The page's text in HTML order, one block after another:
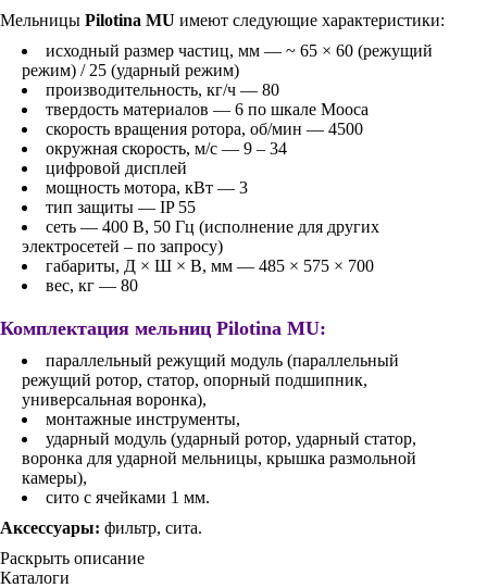
Мельницы Pilotina MU имеют следующие характеристики:
исходный размер частиц, мм — ~ 65 × 60 (режущий
режим) / 25 (ударный режим)
производительность, кг/ч — 80
твердость материалов — 6 по шкале Мооса
скорость вращения ротора, об/мин — 4500
окружная скорость, м/с — 9 – 34
цифровой дисплей
мощность мотора, кВт — 3
тип защиты — IP 55
сеть — 400 В, 50 Гц (исполнение для других
электросетей – по запросу)
габариты, Д × Ш × В, мм — 485 × 575 × 700
вес, кг — 80
Комплектация мельниц Pilotina MU:
параллельный режущий модуль (параллельный
режущий ротор, статор, опорный подшипник,
универсальная воронка),
монтажные инструменты,
ударный модуль (ударный ротор, ударный статор,
воронка для ударной мельницы, крышка размольной
камеры),
сито с ячейками 1 мм.
Аксессуары: фильтр, сита.
Раскрыть описание
Каталоги